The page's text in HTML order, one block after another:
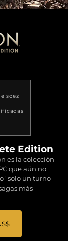
soez
Edition
es la colección
que aún no
"solo un turno
más